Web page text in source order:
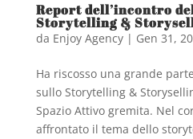
Report dell’incontro
Storytelling &
da Enjoy Agency| Gen 31,
Ha riscosso una grande
sullo Storytelling &
Spazio Attivo gremita. Nel
affrontato il tema dello